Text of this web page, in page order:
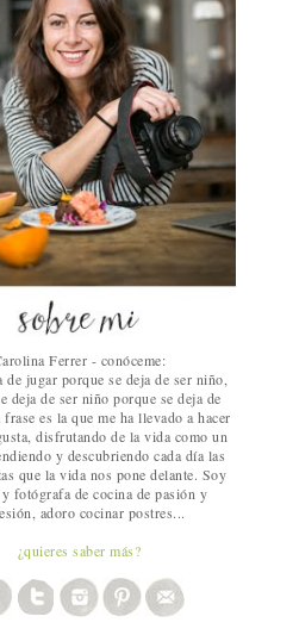
Ferrer - conóceme:
de jugar porque se deja de ser niño,
deja de ser niño porque se deja de
es la que me ha llevado a hacer
disfrutando de la vida como un
y descubriendo cada día las
que la vida nos pone delante. Soy
fotógrafa de cocina de pasión y
adoro cocinar postres...
¿quieres saber más?